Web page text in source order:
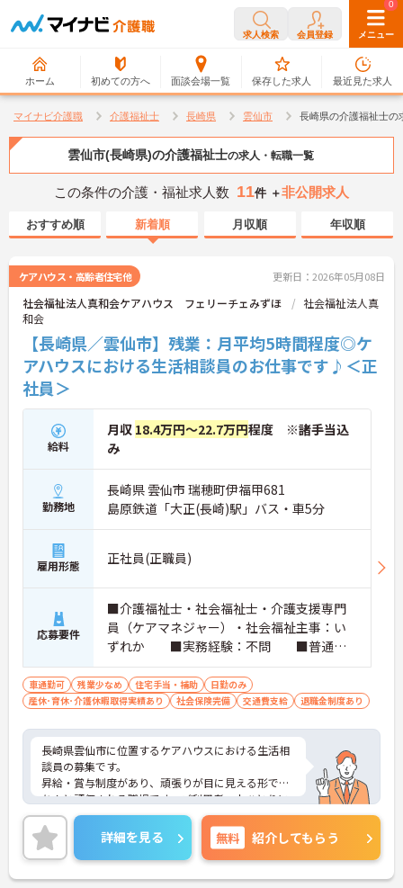
求人検索 会員登録 メニュー
ホーム 初めての方へ 面談会場一覧
0
保存した求人
0
最近見た求人
マイナビ介護職 介護福祉士 長崎県 雲仙市 長崎県の介護福祉士の
雲仙市(長崎県)の介護福祉士の求人・転職一覧
この条件の介護・福祉求人数 11件 ＋非公開求人
おすすめ順 新着順 月収順 年収順
ケアハウス・高齢者住宅他 更新日：2026年05月08日
社会福祉法人真和会ケアハウス フェリーチェみずほ
社会福祉法人真
和会
【長崎県／雲仙市】残業：月平均5時間程度◎ケ
アハウスにおける生活相談員のお仕事です♪＜正
社員＞
給料
月収 18.4万円～22.7万円程度 ※諸手当込
み
勤務地
長崎県 雲仙市 瑞穂町伊福甲681
島原鉄道「大正(長崎)駅」バス・車5分
雇用形態 正社員(正職員)
応募要件
■介護福祉士・社会福祉士・介護支援専門
員（ケアマネジャー）・社会福祉主事：い
ずれか ■実務経験：不問 ■普通自
動車運転免許（AT限定可）：必須
車通勤可 残業少なめ 住宅手当・補助
日勤のみ
産休･育休･介護休暇取得実績あり
社会保険完備 交通費支給 退職金制度あり
長崎県雲仙市に位置するケアハウスにおける生活相
談員の募集です。
昇給・賞与制度があり、頑張りが目に見える形でき
ちんと評価される職場です。ご利用者一人ひとりに
寄り添って、その方に合わせたサービスの提供を行
っていただける方を募集しています。
ご興味のある方には、面接対策ポイントなど、さら
に詳細をご案内しますのでお気軽にご相談くださ
い！
詳細を見る 無料 紹介してもらう